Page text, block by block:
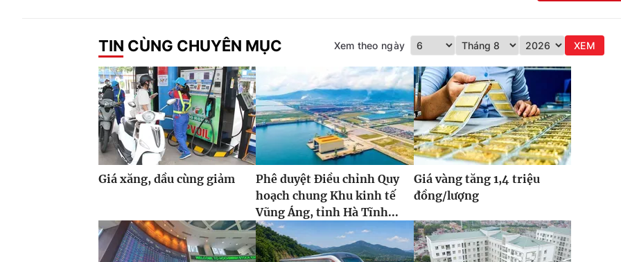
TIN CÙNG CHUYÊN MỤC Xem theo ngày XEM
Giá xăng, dầu cùng giảm
Phê duyệt Điều chỉnh Quy
hoạch chung Khu kinh tế
Vũng Áng, tỉnh Hà Tĩnh...
Giá vàng tăng 1,4 triệu
đồng/lượng